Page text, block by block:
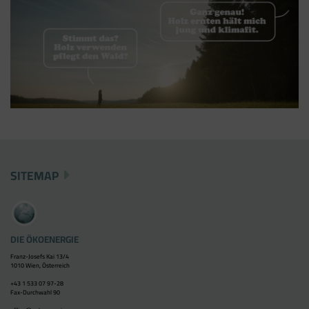
SITEMAP
DIE ÖKOENERGIE
Franz-Josefs Kai 13/4
1010 Wien, Österreich
+43 1 533 07 97-28
Fax-Durchwahl 90
einbauen können. Wenn Sie beispielsweise
Google Analytics über den Tag Manager
einbinden, werden Cookies gesetzt. Diese
Cookies stammen aber von Google Analytics
und nicht vom Tag Manager selbst.